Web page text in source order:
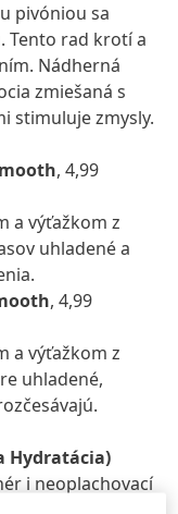
pivóniou sa
Tento rad krotí a
Nádherná
zmiešaná s
stimuluje zmysly.
, 4,99
a výťažkom z
uhladené a
, 4,99
a výťažkom z
uhladené,
Hydratácia)
i neoplachovací